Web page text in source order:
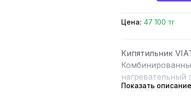
Цена: 47 100 тг
Кипятильник
нагревательный
отслеживать
Показать